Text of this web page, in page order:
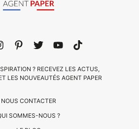
NOUS CONTACTER
SOMMES-NOUS ?
? RECEVEZ LES ACTUS,
LES NOUVEAUTÉS AGENT PAPER